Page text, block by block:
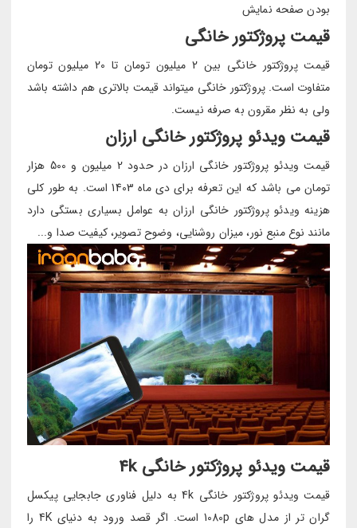
بودن صفحه نمایش
قیمت پروژکتور خانگی
قیمت پروژکتور خانگی بین 2 میلیون تومان تا 20 میلیون تومان
متفاوت است. پروژکتور خانگی میتواند قیمت بالاتری هم داشته باشد
ولی به نظر مقرون به صرفه نیست.
قیمت ویدئو پروژکتور خانگی ارزان
قیمت ویدئو پروژکتور خانگی ارزان در حدود 2 میلیون و 500 هزار
تومان می باشد که این تعرفه برای دی ماه 1403 است. به طور کلی
هزینه ویدئو پروژکتور خانگی ارزان به عوامل بسیاری بستگی دارد
مانند نوع منبع نور، میزان روشنایی، وضوح تصویر، کیفیت صدا و...
قیمت ویدئو پروژکتور خانگی 4k
قیمت ویدئو پروژکتور خانگی 4k به دلیل فناوری جابجایی پیکسل
گران تر از مدل های 1080p است. اگر قصد ورود به دنیای 4K را